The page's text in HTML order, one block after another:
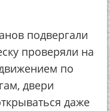
подвергали
проверяли на
по
двери
даже